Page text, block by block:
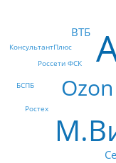
ВТБ
Россети ФСК
Ростех
БСПБ
КонсультантПлюс